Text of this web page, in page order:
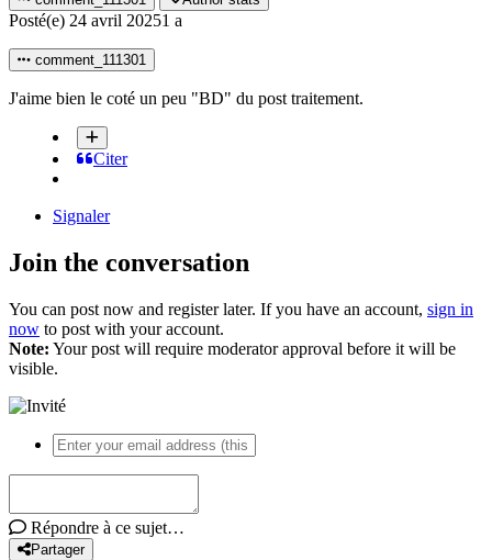
Posté(e) 24 avril 20251 a
comment_111301
J'aime bien le coté un peu "BD" du post traitement.
Citer
Signaler
Join the conversation
You can post now and register later. If you have an account, sign in
now to post with your account.
Note: Your post will require moderator approval before it will be
visible.
Répondre à ce sujet…
Partager